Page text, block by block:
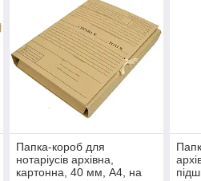
Папка-короб для
нотаріусів архівна,
картонна, 40 мм, А4, на